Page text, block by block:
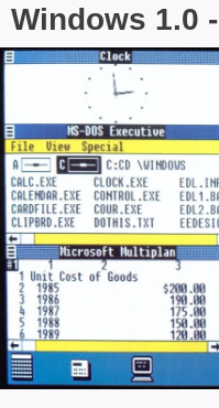
Windows 1.0